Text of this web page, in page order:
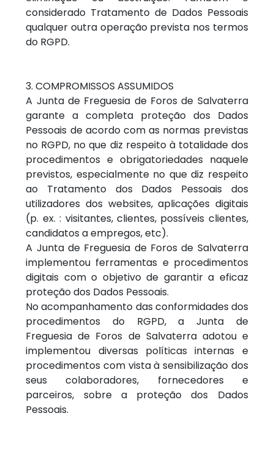
considerado Tratamento de Dados Pessoais
qualquer outra operação prevista nos termos
do RGPD.
3. COMPROMISSOS ASSUMIDOS
A Junta de Freguesia de Foros de Salvaterra
garante a completa proteção dos Dados
Pessoais de acordo com as normas previstas
no RGPD, no que diz respeito à totalidade dos
procedimentos e obrigatoriedades naquele
previstos, especialmente no que diz respeito
ao Tratamento dos Dados Pessoais dos
utilizadores dos websites, aplicações digitais
(p. ex. : visitantes, clientes, possíveis clientes,
candidatos a empregos, etc).
A Junta de Freguesia de Foros de Salvaterra
implementou ferramentas e procedimentos
digitais com o objetivo de garantir a eficaz
proteção dos Dados Pessoais.
No acompanhamento das conformidades dos
procedimentos do RGPD, a Junta de
Freguesia de Foros de Salvaterra adotou e
implementou diversas políticas internas e
procedimentos com vista à sensibilização dos
seus colaboradores, fornecedores e
parceiros, sobre a proteção dos Dados
Pessoais.